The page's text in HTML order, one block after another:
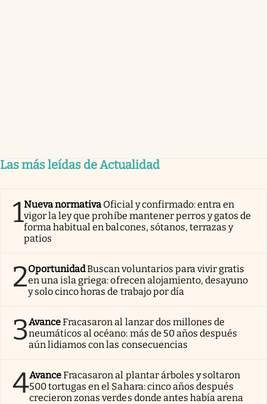
Las más leídas de Actualidad
1Nueva normativa Oficial y confirmado: entra en
vigor la ley que prohíbe mantener perros y gatos de
forma habitual en balcones, sótanos, terrazas y
patios
2OportunidadBuscan voluntarios para vivir gratis
en una isla griega: ofrecen alojamiento, desayuno
y solo cinco horas de trabajo por día
3AvanceFracasaron al lanzar dos millones de
neumáticos al océano: más de 50 años después
aún lidiamos con las consecuencias
4AvanceFracasaron al plantar árboles y soltaron
500 tortugas en el Sahara: cinco años después
crecieron zonas verdes donde antes había arena